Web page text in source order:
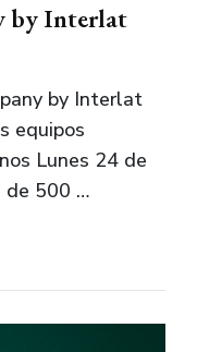
by Interlat
by Interlat
equipos
Lunes 24 de
de 500 …